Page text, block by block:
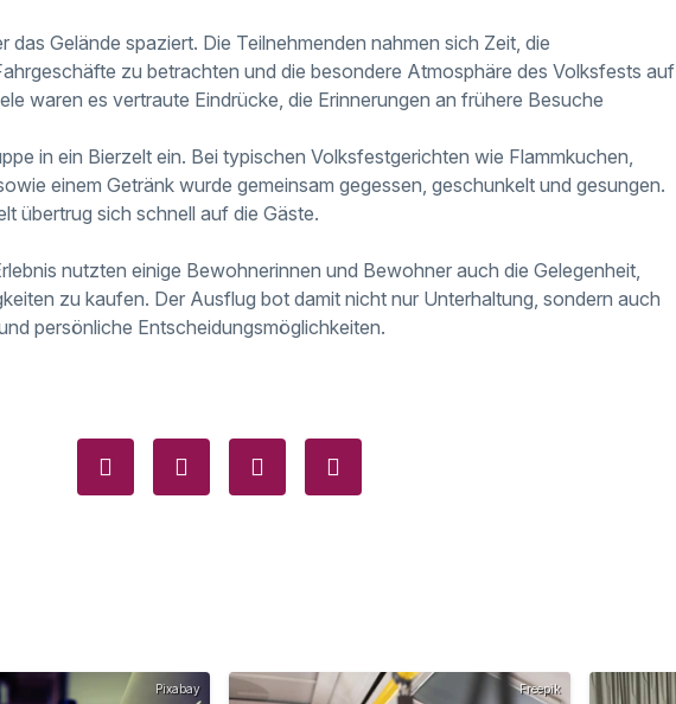
das Gelände spaziert. Die Teilnehmenden nahmen sich Zeit, die
zu betrachten und die besondere Atmosphäre des Volksfests auf
waren es vertraute Eindrücke, die Erinnerungen an frühere Besuche
in ein Bierzelt ein. Bei typischen Volksfestgerichten wie Flammkuchen,
einem Getränk wurde gemeinsam gegessen, geschunkelt und gesungen.
übertrug sich schnell auf die Gäste.
nutzten einige Bewohnerinnen und Bewohner auch die Gelegenheit,
zu kaufen. Der Ausflug bot damit nicht nur Unterhaltung, sondern auch
persönliche Entscheidungsmöglichkeiten.
Pixabay Freepik